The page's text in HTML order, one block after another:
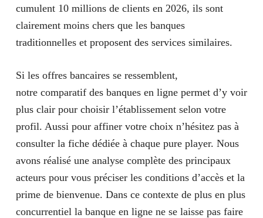
cumulent 10 millions de clients en 2026, ils sont
clairement moins chers que les banques
traditionnelles et proposent des services similaires.
Si les offres bancaires se ressemblent,
notre comparatif des banques en lignepermet d’y voir
plus clair pour choisir l’établissement selon votre
profil. Aussi pour affiner votre choix n’hésitez pas à
consulter la fiche dédiée à chaque pure player. Nous
avons réalisé une analyse complète des principaux
acteurs pour vous préciser les conditions d’accès et la
prime de bienvenue. Dans ce contexte de plus en plus
concurrentiel la banque en lignene se laisse pas faire